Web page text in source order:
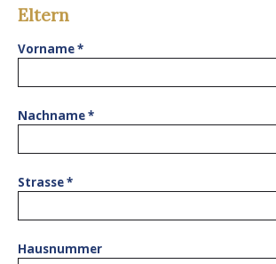
Eltern
Vorname*
Nachname*
Strasse*
Hausnummer